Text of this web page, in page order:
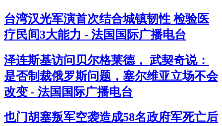
台湾汉光军演首次结合城镇韧性 检验医
疗民间3大能力 - 法国国际广播电台
泽连斯基访问贝尔格莱德， 武契奇说：
是否制裁俄罗斯问题，塞尔维亚立场不会
改变 - 法国国际广播电台
也门胡塞叛军空袭造成58名政府军死亡后